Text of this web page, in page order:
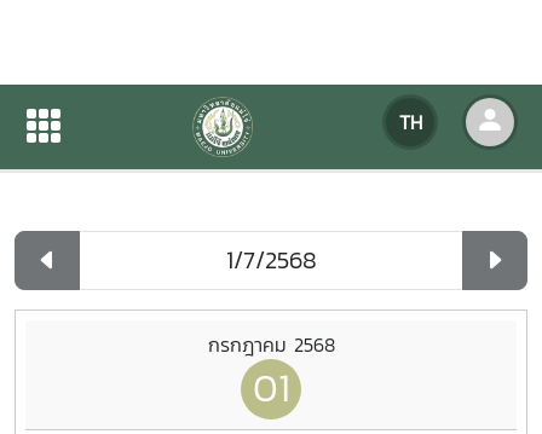
TH
ปฏิทินกิจกรรมของหน่วยงาน
ปฏิทินกิจกรรมของหน่วยงาน
กรกฎาคม 2568
01